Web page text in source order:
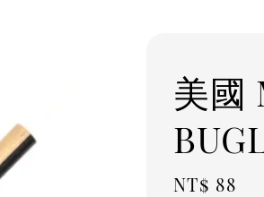
美
Regular
NT$ 88